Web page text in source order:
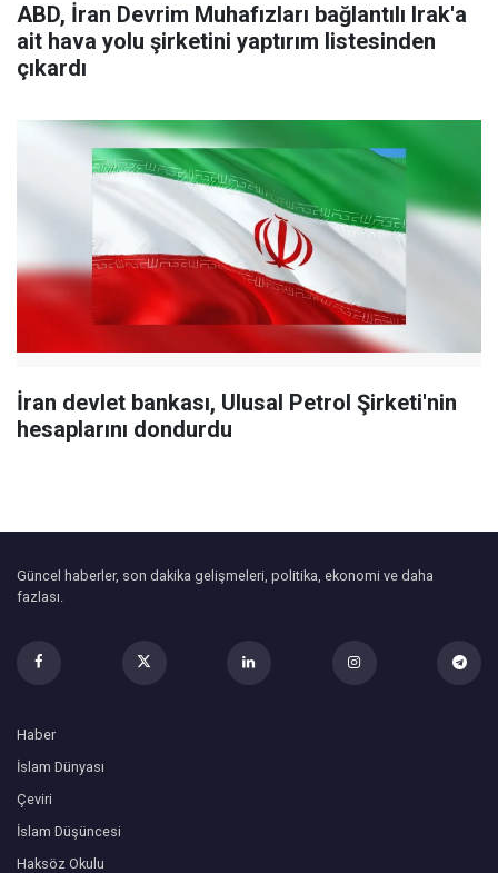
ABD, İran Devrim Muhafızları bağlantılı Irak'a
ait hava yolu şirketini yaptırım listesinden
çıkardı
İran devlet bankası, Ulusal Petrol Şirketi'nin
hesaplarını dondurdu
Güncel haberler, son dakika gelişmeleri, politika, ekonomi ve daha
fazlası.
Haber
İslam Dünyası
Çeviri
İslam Düşüncesi
Haksöz Okulu